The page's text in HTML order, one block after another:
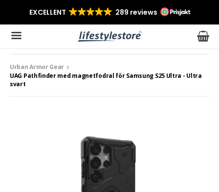
Produkten har blivit tillagd i varukorgen
Urban Armor Gear
UAG Pathfinder med magnetfodral för Samsung S25 Ultra - Ultra
svart